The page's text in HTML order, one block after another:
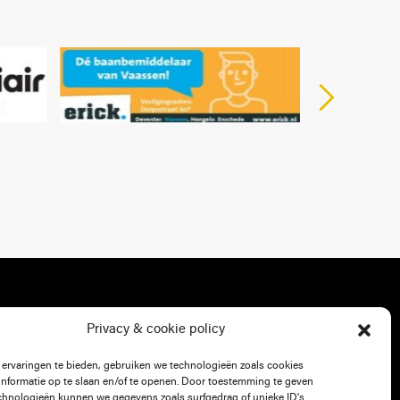
Privacy & cookie policy
ervaringen te bieden, gebruiken we technologieën zoals cookies
op te slaan en/of te openen. Door toestemming te geven